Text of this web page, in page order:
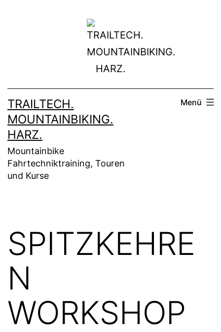
TRAILTECH.
MOUNTAINBIKING.
HARZ.
Mountainbike
Fahrtechniktraining, Touren
und Kurse
Menü
SPITZKEHRE
N
WORKSHOP